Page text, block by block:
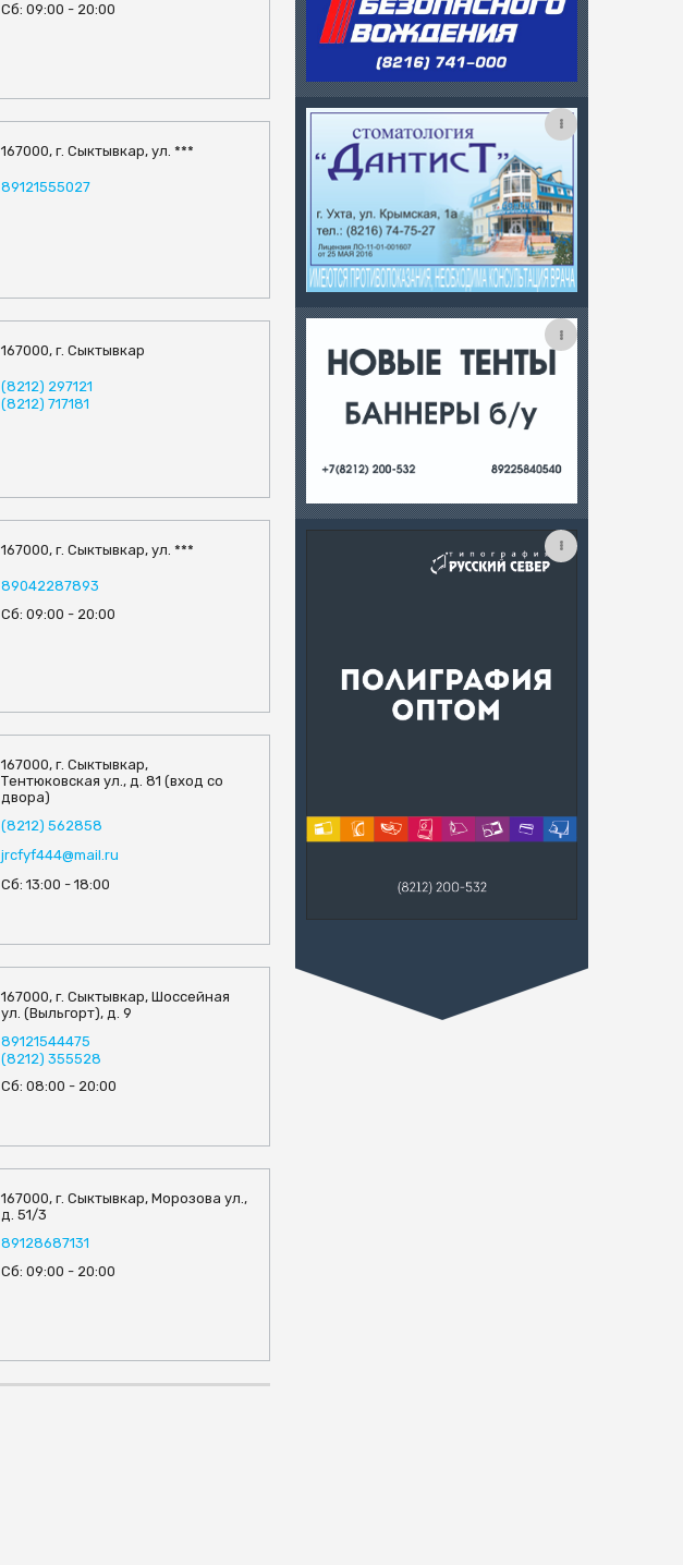
Сб: 09:00 - 20:00
167000, г. Сыктывкар, ул. ***
89121555027
167000, г. Сыктывкар
(8212) 297121
(8212) 717181
167000, г. Сыктывкар, ул. ***
89042287893
Сб: 09:00 - 20:00
167000, г. Сыктывкар,
Тентюковская ул., д. 81 (вход со
двора)
(8212) 562858
jrcfyf444@mail.ru
Сб: 13:00 - 18:00
167000, г. Сыктывкар, Шоссейная
ул. (Выльгорт), д. 9
89121544475
(8212) 355528
Сб: 08:00 - 20:00
167000, г. Сыктывкар, Морозова ул.,
д. 51/3
89128687131
Сб: 09:00 - 20:00